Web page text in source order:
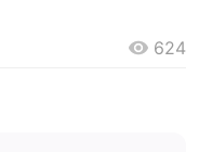
624